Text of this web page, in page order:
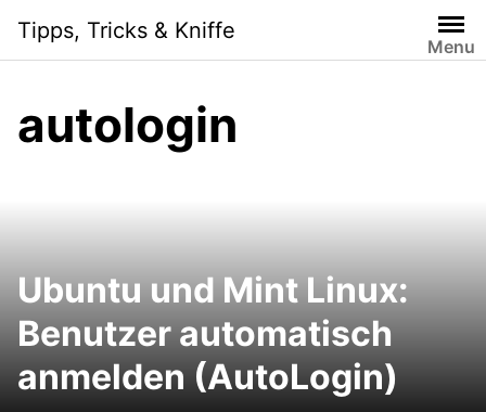
content
Tipps, Tricks & Kniffe
Menu
autologin
Ubuntu und Mint Linux:
Benutzer automatisch
anmelden (AutoLogin)